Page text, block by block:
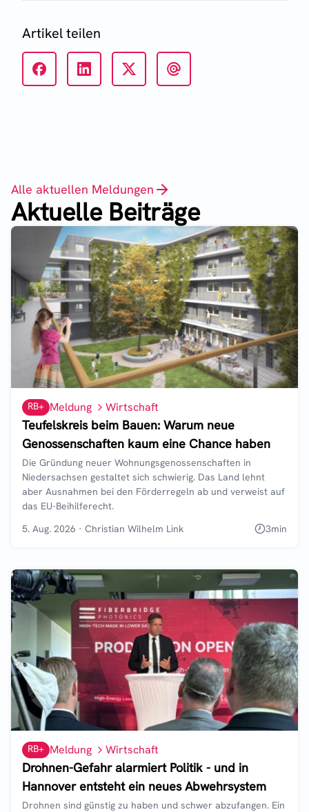
Artikel teilen
Alle aktuellen Meldungen
Aktuelle Beiträge
RB+ Meldung Wirtschaft
Teufelskreis beim Bauen: Warum neue
Genossenschaften kaum eine Chance haben
Die Gründung neuer Wohnungsgenossenschaften in
Niedersachsen gestaltet sich schwierig. Das Land lehnt
aber Ausnahmen bei den Förderregeln ab und verweist auf
das EU-Beihilferecht.
5. Aug. 2026 · Christian Wilhelm Link 3min
RB+ Meldung Wirtschaft
Drohnen-Gefahr alarmiert Politik - und in
Hannover entsteht ein neues Abwehrsystem
Drohnen sind günstig zu haben und schwer abzufangen. Ein